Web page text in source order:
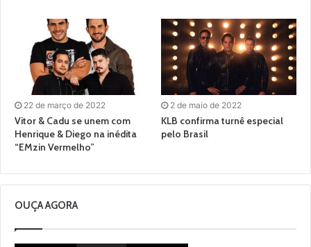
22 de março de 2022
Vitor & Cadu se unem com
Henrique & Diego na inédita
“EMzin Vermelho”
2 de maio de 2022
KLB confirma turnê especial
pelo Brasil
OUÇA AGORA